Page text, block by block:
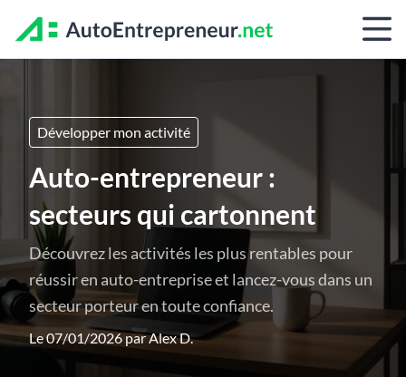
Développer mon activité
Auto-entrepreneur :
secteurs qui cartonnent
Découvrez les activités les plus rentables pour
réussir en auto-entreprise et lancez-vous dans un
secteur porteur en toute confiance.
Le 07/01/2026 parAlex D.